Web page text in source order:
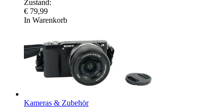
Zustand:
€ 79,99
In Warenkorb
Kameras & Zubehör